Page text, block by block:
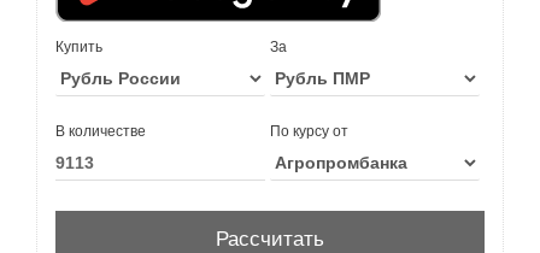
Купить За
В количестве По курсу от